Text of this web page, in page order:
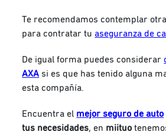
Te recomendamos contemplar
para contratar tu aseguranza de
De igual forma puedes considerar
AXA si es que has tenido alguna
esta compañía.
Encuentra el mejor seguro de auto
tus necesidades, en miituo